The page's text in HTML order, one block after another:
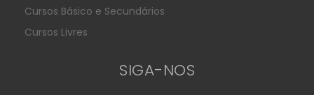
Cursos Básico e Secundários
Cursos Livres
SIGA-NOS